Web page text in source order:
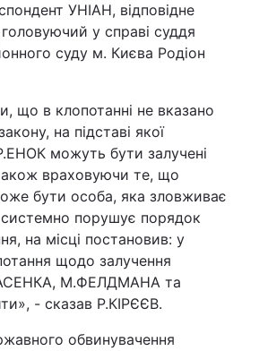
УНІАН, відповідне
у справі суддя
суду м. Києва Родіон
що в клопотанні не вказано
на підставі якої
можуть бути залучені
враховуючи те, що
бути особа, яка зловживає
порушує порядок
на місці постановив: у
щодо залучення
М.ФЕЛДМАНА та
- сказав Р.КІРЄЄВ.
обвинувачення